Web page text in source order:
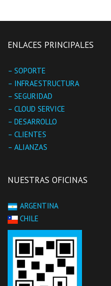
ENLACES PRINCIPALES
– SOPORTE
– INFRAESTRUCTURA
– SEGURIDAD
– CLOUD SERVICE
– DESARROLLO
– CLIENTES
– ALIANZAS
NUESTRAS OFICINAS
ARGENTINA
CHILE